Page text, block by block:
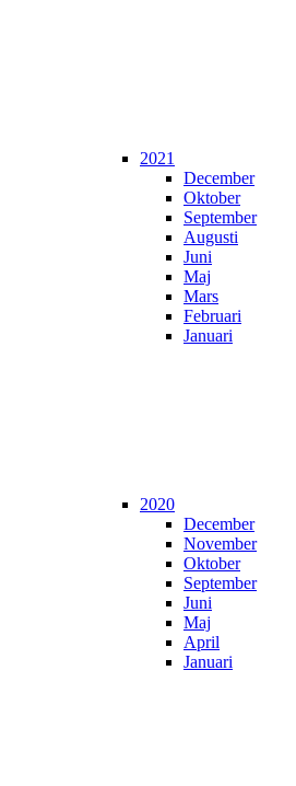
2021
December
Oktober
September
Augusti
Juni
Maj
Mars
Februari
Januari
2020
December
November
Oktober
September
Juni
Maj
April
Januari